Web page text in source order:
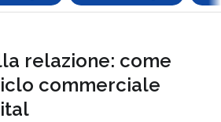
relazione: come
commerciale